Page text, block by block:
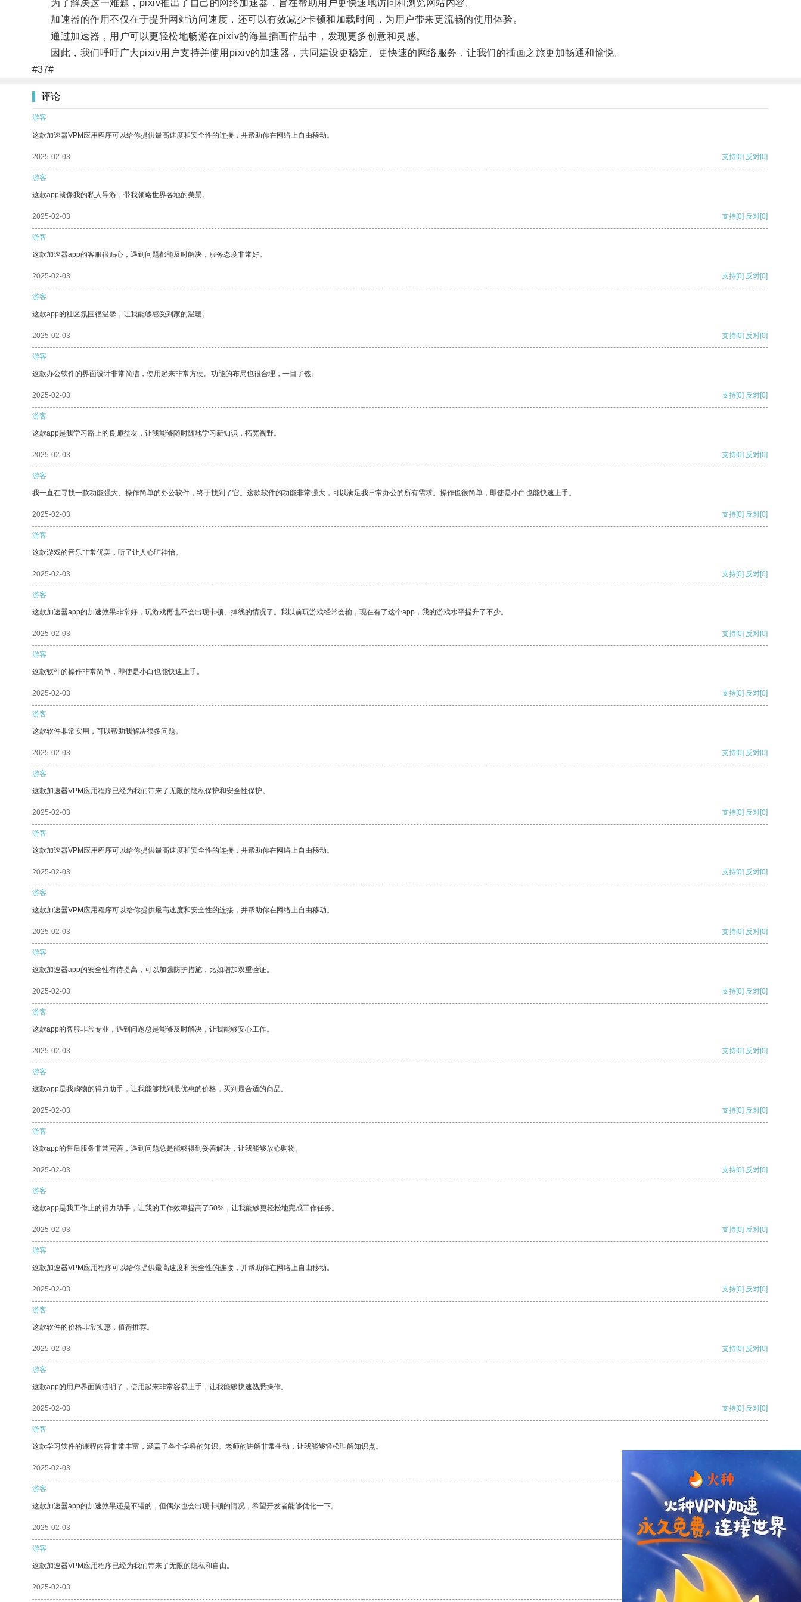
为了解决这一难题，pixiv推出了自己的网络加速器，旨在帮助用户更快速地访问和浏览网站内容。
加速器的作用不仅在于提升网站访问速度，还可以有效减少卡顿和加载时间，为用户带来更流畅的使用体验。
通过加速器，用户可以更轻松地畅游在pixiv的海量插画作品中，发现更多创意和灵感。
因此，我们呼吁广大pixiv用户支持并使用pixiv的加速器，共同建设更稳定、更快速的网络服务，让我们的插画之旅更加畅通和愉悦。
#37#
评论
游客
这款加速器VPM应用程序可以给你提供最高速度和安全性的连接，并帮助你在网络上自由移动。
2025-02-03 支持[0] 反对[0]
游客
这款app就像我的私人导游，带我领略世界各地的美景。
2025-02-03 支持[0] 反对[0]
游客
这款加速器app的客服很贴心，遇到问题都能及时解决，服务态度非常好。
2025-02-03 支持[0] 反对[0]
游客
这款app的社区氛围很温馨，让我能够感受到家的温暖。
2025-02-03 支持[0] 反对[0]
游客
这款办公软件的界面设计非常简洁，使用起来非常方便。功能的布局也很合理，一目了然。
2025-02-03 支持[0] 反对[0]
游客
这款app是我学习路上的良师益友，让我能够随时随地学习新知识，拓宽视野。
2025-02-03 支持[0] 反对[0]
游客
我一直在寻找一款功能强大、操作简单的办公软件，终于找到了它。这款软件的功能非常强大，可以满足我日常办公的所有需求。操作也很简单，即使是小白也能快速上手。
2025-02-03 支持[0] 反对[0]
游客
这款游戏的音乐非常优美，听了让人心旷神怡。
2025-02-03 支持[0] 反对[0]
游客
这款加速器app的加速效果非常好，玩游戏再也不会出现卡顿、掉线的情况了。我以前玩游戏经常会输，现在有了这个app，我的游戏水平提升了不少。
2025-02-03 支持[0] 反对[0]
游客
这款软件的操作非常简单，即使是小白也能快速上手。
2025-02-03 支持[0] 反对[0]
游客
这款软件非常实用，可以帮助我解决很多问题。
2025-02-03 支持[0] 反对[0]
游客
这款加速器VPM应用程序已经为我们带来了无限的隐私保护和安全性保护。
2025-02-03 支持[0] 反对[0]
游客
这款加速器VPM应用程序可以给你提供最高速度和安全性的连接，并帮助你在网络上自由移动。
2025-02-03 支持[0] 反对[0]
游客
这款加速器VPM应用程序可以给你提供最高速度和安全性的连接，并帮助你在网络上自由移动。
2025-02-03 支持[0] 反对[0]
游客
这款加速器app的安全性有待提高，可以加强防护措施，比如增加双重验证。
2025-02-03 支持[0] 反对[0]
游客
这款app的客服非常专业，遇到问题总是能够及时解决，让我能够安心工作。
2025-02-03 支持[0] 反对[0]
游客
这款app是我购物的得力助手，让我能够找到最优惠的价格，买到最合适的商品。
2025-02-03 支持[0] 反对[0]
游客
这款app的售后服务非常完善，遇到问题总是能够得到妥善解决，让我能够放心购物。
2025-02-03 支持[0] 反对[0]
游客
这款app是我工作上的得力助手，让我的工作效率提高了50%，让我能够更轻松地完成工作任务。
2025-02-03 支持[0] 反对[0]
游客
这款加速器VPM应用程序可以给你提供最高速度和安全性的连接，并帮助你在网络上自由移动。
2025-02-03 支持[0] 反对[0]
游客
这款软件的价格非常实惠，值得推荐。
2025-02-03 支持[0] 反对[0]
游客
这款app的用户界面简洁明了，使用起来非常容易上手，让我能够快速熟悉操作。
2025-02-03 支持[0] 反对[0]
游客
这款学习软件的课程内容非常丰富，涵盖了各个学科的知识。老师的讲解非常生动，让我能够轻松理解知识点。
2025-02-03
游客
这款加速器app的加速效果还是不错的，但偶尔也会出现卡顿的情况，希望开发者能够优化一下。
2025-02-03 支持 [0] 反对[0]
游客
这款加速器VPM应用程序已经为我们带来了无限的隐私和自由。
2025-02-03 支持[0] 反对